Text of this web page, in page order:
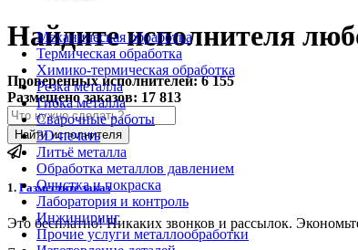
Механическая обработка
Термическая обработка
Химико-термическая обработка
Резка металла
Гибка металла
Сварочные работы
3D-печать
Литьё металла
Обработка металлов давлением
Очистка и покраска
Лаборатория и контроль
Инжиниринг
Прочие услуги металлообработки
Найдите исполнителя
Проверенных исполнителей:6 155
Размещено заказов: 17 813
Найти исполнителя
1. Разместите заказ
Это бесплатно! Никаких звонков и рассылок.